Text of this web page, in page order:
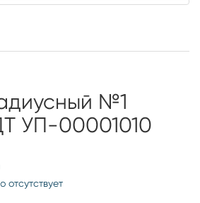
№1
УП-00001010
отсутствует